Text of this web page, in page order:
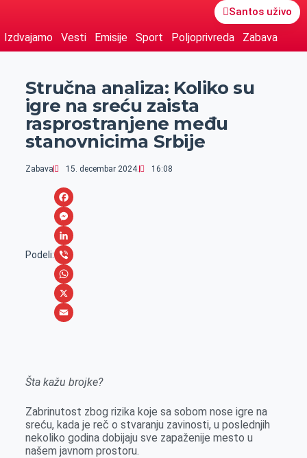
Santos uživo
Izdvajamo Vesti Emisije Sport Poljoprivreda Zabava
Stručna analiza: Koliko su
igre na sreću zaista
rasprostranjene među
stanovnicima Srbije
Zabava 15. decembar 2024. 16:08
Podeli:
F
a
c
e
b
o
M
e
s
s
e
r
L
i
n
k
n
V
i
b
W
h
A
p
p
X
i
l
Šta kažu brojke?
Zabrinutost zbog rizika koje sa sobom nose igre na
sreću, kada je reč o stvaranju zavinosti, u poslednjih
nekoliko godina dobijaju sve zapaženije mesto u
našem javnom prostoru.